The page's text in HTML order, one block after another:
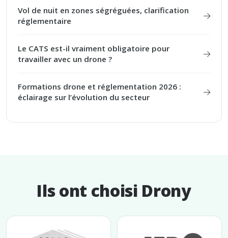
Vol de nuit en zones ségréguées, clarification
réglementaire
Le CATS est-il vraiment obligatoire pour
travailler avec un drone ?
Formations drone et réglementation 2026 :
éclairage sur l’évolution du secteur
Ils ont choisi Drony